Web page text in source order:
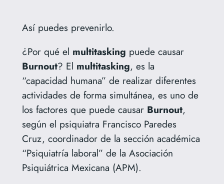
Así puedes prevenirlo.
¿Por qué el multitasking puede causar
Burnout? El multitasking, es la
“capacidad humana” de realizar diferentes
actividades de forma simultánea, es uno de
los factores que puede causar Burnout,
según el psiquiatra Francisco Paredes
Cruz, coordinador de la sección académica
“Psiquiatría laboral” de la Asociación
Psiquiátrica Mexicana (APM).